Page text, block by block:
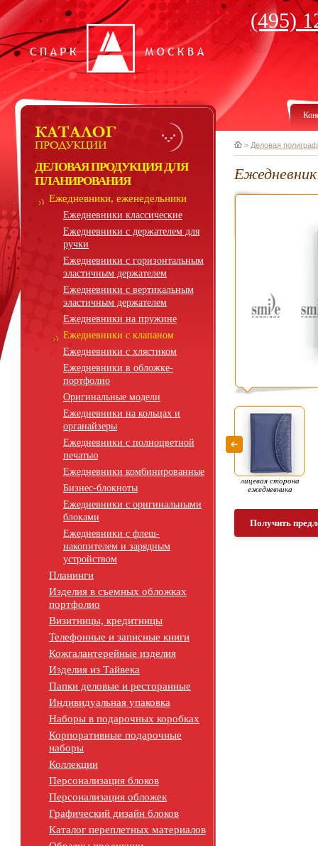
(495)
ДЕЛОВАЯ ПРОДУКЦИЯ ДЛЯ
ПЛАНИРОВАНИЯ
Ежедневники, еженедельники
Ежедневники классические
Ежедневники с держателем для
ручки
Ежедневники с горизонтальным
эластичным держателем
Ежедневники с вертикальным
эластичным держателем
Ежедневники на пружине
Ежедневники с клапаном
Ежедневники с хлястиком
Ежедневники в обложке-
портфолио
Оригинальные модели
Ежедневники на кольцах и
органайзеры
Ежедневники с полноцветной
печатью
Ежедневники комбинированные
Бизнес-блокноты
Ежедневники с оригинальными
блоками
Ежедневники с флеш-
накопителем и зарядным
устройством
Планинги
Изделия в съемных обложках
портфолио
Визитницы, кредитницы
Телефонные и записные книги
Кожгалантерейные изделия
Изделия из Тайвека
Папки деловые и ресторанные
Индивидуальная упаковка
Наборы в подарочных коробках
Корпоративные подарочные
наборы
Коллекции
Персонализация блоков
Персонализация обложек
Графический дизайн блоков
Каталог переплетных материалов
> Деловая
лицевая сторона
ежедневника
Получить